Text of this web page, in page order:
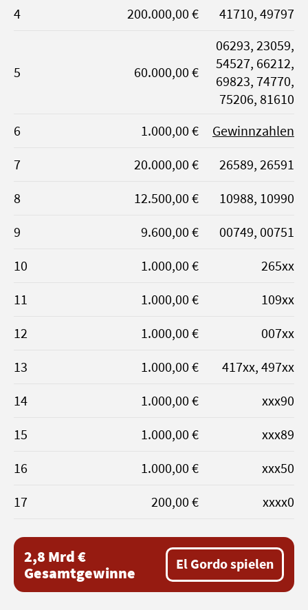
4
200.000,00 € 41710, 49797
5 60.000,00 €
06293, 23059,
54527, 66212,
69823, 74770,
75206, 81610
6
1.000,00 €
Gewinnzahlen
7
20.000,00 €
26589, 26591
8
12.500,00 €
10988, 10990
9
9.600,00 €
00749, 00751
10
1.000,00 €
265xx
11
1.000,00 €
109xx
12
1.000,00 €
007xx
13
1.000,00 €
417xx, 497xx
14
1.000,00 €
xxx90
15
1.000,00 €
xxx89
16
1.000,00 €
xxx50
17
200,00 € xxxx0
2,8 Mrd €
Gesamtgewinne
El Gordo spielen